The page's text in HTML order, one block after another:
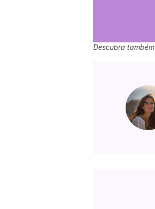
Descubra também